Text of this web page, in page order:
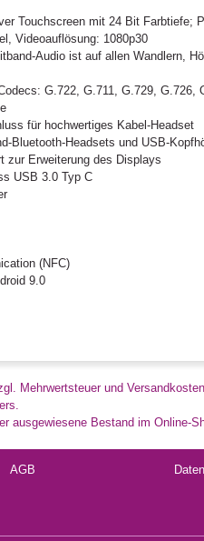
Touchscreen mit 24 Bit Farbtiefe;
Videoauflösung: 1080p30
Audio ist auf allen Wandlern,
G.722, G.711, G.729, G.726,
für hochwertiges Kabel-Headset
Bluetooth-Headsets und USB-
zur Erweiterung des Displays
USB 3.0 Typ C
(NFC)
9.0
Mehrwertsteuer und
ausgewiesene Bestand im
AGB